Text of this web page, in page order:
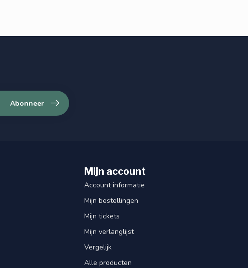
Abonneer
Mijn account
Account informatie
Mijn bestellingen
Mijn tickets
Mijn verlanglijst
Vergelijk
Alle producten